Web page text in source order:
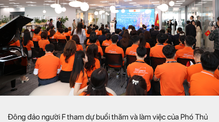
Đông đảo người F tham dự buổi thăm và làm việc của Phó Thủ